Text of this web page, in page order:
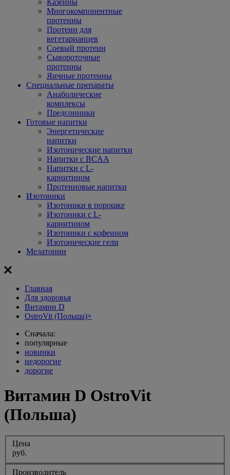
Казеины
Многокомпонентные
протеины
Протеин для
вегетарианцев
Соевый протеин
Сывороточные
протеины
Яичные протеины
Специальные препараты
Анаболические
комплексы
Предсонники
Готовые напитки
Энергетические
напитки
Изотонические напитки
Напитки с BCAA
Напитки с L-
карнитином
Протеиновые напитки
Изотоники
Изотоники в порошке
Изотоники с L-
карнитином
Изотоники с кофеином
Изотонические гели
Мелатонин
Главная
Для здоровья
Витамин D
OstroVit (Польша)×
Сначала:
популярные
новинки
недорогие
дорогие
Витамин D OstroVit
(Польша)
Цена
руб.
Производитель